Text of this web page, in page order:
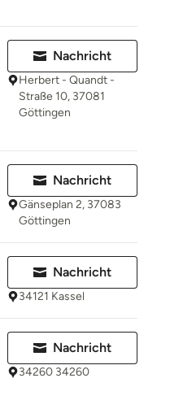
Nachricht
Herbert - Quandt -
Straße 10, 37081
Göttingen
Nachricht
Gänseplan 2, 37083
Göttingen
Nachricht
34121 Kassel
Nachricht
34260 34260